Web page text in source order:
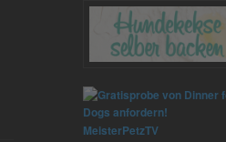
MeisterPetzTV